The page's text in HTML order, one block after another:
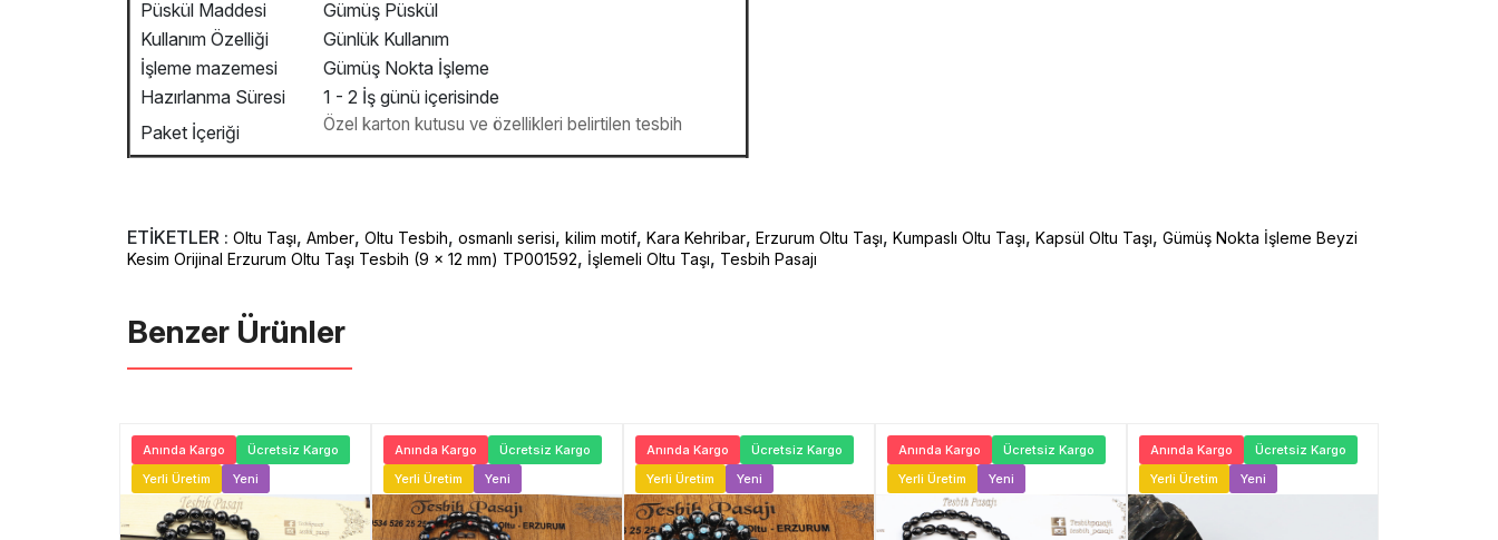
Püskül Maddesi
Gümüş Püskül
Kullanım Özelliği
Günlük Kullanım
İşleme mazemesi
Gümüş Nokta İşleme
Hazırlanma Süresi
1 - 2 İş günü içerisinde
Paket İçeriği
Özel karton kutusu ve özellikleri belirtilen tesbih
ETİKETLER : Oltu Taşı, Amber, Oltu Tesbih, osmanlı serisi, kilim motif, Kara Kehribar, Erzurum Oltu Taşı, Kumpaslı Oltu Taşı, Kapsül Oltu Taşı, Gümüş Nokta İşleme Beyzi
Kesim Orijinal Erzurum Oltu Taşı Tesbih (9 x 12 mm) TP001592, İşlemeli Oltu Taşı, Tesbih Pasajı
Benzer Ürünler ️
Anında Kargo
Ücretsiz Kargo
Yerli Üretim
Yeni
Anında Kargo
Ücretsiz Kargo
Yerli Üretim
Yeni
Anında Kargo
Ücretsiz Kargo
Yerli Üretim
Yeni
Anında Kargo
Ücretsiz Kargo
Yerli Üretim
Yeni
Anında Kargo
Ücretsiz Kargo
Yerli Üretim
Yeni